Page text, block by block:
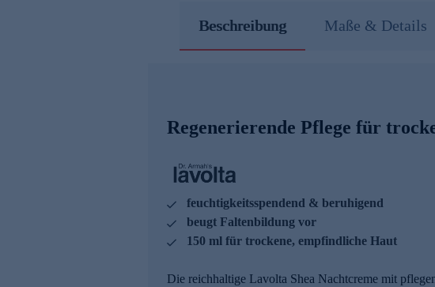
Beschreibung Maße & Details
Regenerierende Pflege für
feuchtigkeitsspendend & beruhigend
beugt Faltenbildung vor
150 ml für trockene, empfindliche Haut
Die reichhaltige Lavolta Shea Nachtcreme mit